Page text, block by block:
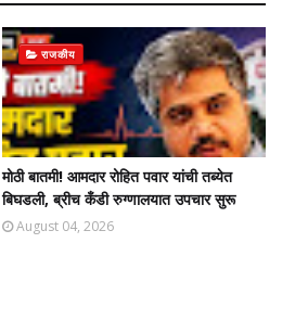
राजकीय
मोठी बातमी! आमदार रोहित पवार यांची तब्येत
बिघडली, ब्रीच कँडी रुग्णालयात उपचार सुरू
August 04, 2026